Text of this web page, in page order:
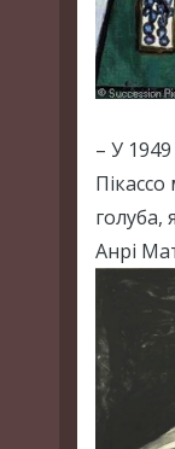
– У
голуба,
Анрі